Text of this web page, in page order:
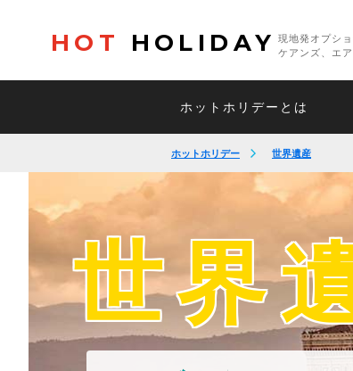
HOT HOLIDAY
現地発オプシ
ケアンズ、エ
ホットホリデーとは
ホットホリデー 世界遺産
世界